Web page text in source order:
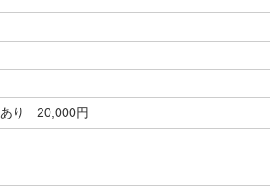
あり 20,000円